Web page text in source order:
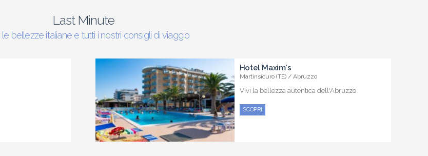
Last Minute
bellezze italiane e tutti i nostri consigli di viaggio
Hotel Maxim's
Martinsicuro (TE) / Abruzzo
Vivi la bellezza autentica dell'Abruzzo
SCOPRI